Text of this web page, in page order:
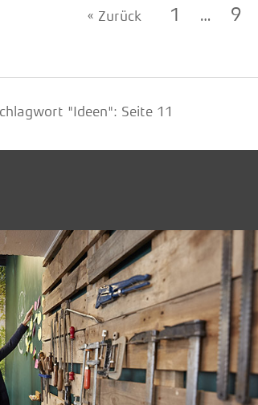
« Zurück 1 … 9
"Ideen": Seite 11